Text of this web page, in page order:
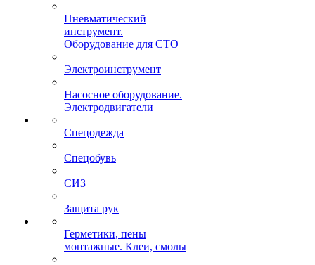
Пневматический
инструмент.
Оборудование для СТО
Электроинструмент
Насосное оборудование.
Электродвигатели
Спецодежда
Спецобувь
СИЗ
Защита рук
Герметики, пены
монтажные. Клеи, смолы